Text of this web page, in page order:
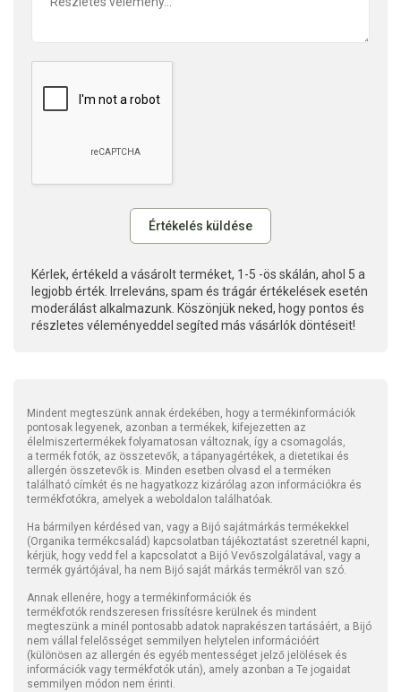
Kérlek, értékeld a vásárolt terméket, 1-5 -ös skálán, ahol 5 a
legjobb érték. Irreleváns, spam és trágár értékelések esetén
moderálást alkalmazunk. Köszönjük neked, hogy pontos és
részletes véleményeddel segíted más vásárlók döntéseit!
Mindent megteszünk annak érdekében, hogy a termékinformációk
pontosak legyenek, azonban a termékek, kifejezetten az
élelmiszertermékek folyamatosan változnak, így a csomagolás,
a termék fotók, az összetevők, a tápanyagértékek, a dietetikai és
allergén összetevők is. Minden esetben olvasd el a terméken
található címkét és ne hagyatkozz kizárólag azon információkra és
termékfotókra, amelyek a weboldalon találhatóak.
Ha bármilyen kérdésed van, vagy a Bijó sajátmárkás termékekkel
(Organika termékcsalád) kapcsolatban tájékoztatást szeretnél kapni,
kérjük, hogy vedd fel a kapcsolatot a Bijó Vevőszolgálatával, vagy a
termék gyártójával, ha nem Bijó saját márkás termékről van szó.
Annak ellenére, hogy a termékinformációk és
termékfotók rendszeresen frissítésre kerülnek és mindent
megteszünk a minél pontosabb adatok naprakészen tartásáért, a Bijó
nem vállal felelősséget semmilyen helytelen információért
(különösen az allergén és egyéb mentességet jelző jelölések és
információk vagy termékfotók után), amely azonban a Te jogaidat
semmilyen módon nem érinti.